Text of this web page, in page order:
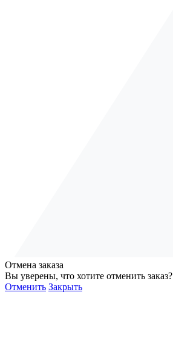
Отмена заказа
Вы уверены, что хотите отменить заказ?
Отменить Закрыть